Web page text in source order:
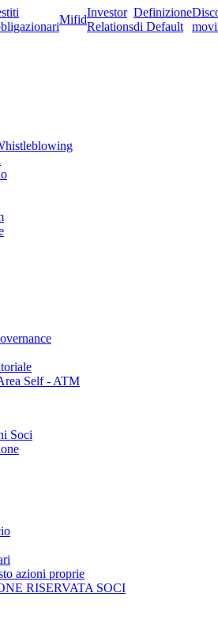
Mifid
Investor
Relations
Definizione
di Default
Self - ATM
Soci
azioni proprie
RISERVATA SOCI